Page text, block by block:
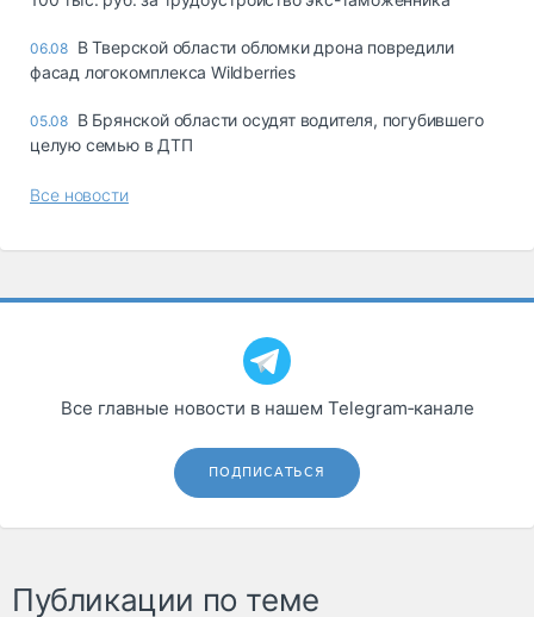
06.08 В Тверской области обломки дрона повредили
фасад логокомплекса Wildberries
05.08 В Брянской области осудят водителя, погубившего
целую семью в ДТП
Все новости
Все главные новости в нашем Telegram‑канале
ПОДПИСАТЬСЯ
Публикации по теме